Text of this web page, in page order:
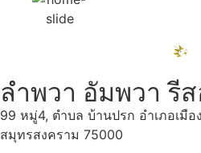
ลำพวา อัมพวา รี
99 หมู่4, ตำบล บ้านปรก อำเภอเมื
สมุทรสงคราม 75000